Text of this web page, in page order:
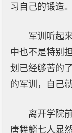
习自己的锻造。
军训听起
中也不是特别
划已经够苦的
的军训，自己
离开学院
唐舞麟七人显